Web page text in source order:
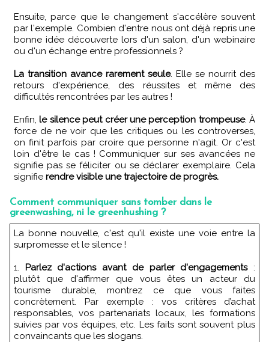
Ensuite, parce que le changement s'accélère souvent
par l'exemple. Combien d'entre nous ont déjà repris une
bonne idée découverte lors d'un salon, d'un webinaire
ou d'un échange entre professionnels ?
La transition avance rarement seule. Elle se nourrit des
retours d'expérience, des réussites et même des
difficultés rencontrées par les autres !
Enfin,le silence peut créer une perception trompeuse. À
force de ne voir que les critiques ou les controverses,
on finit parfois par croire que personne n'agit. Or c'est
loin d'être le cas ! Communiquer sur ses avancées ne
signifie pas se féliciter ou se déclarer exemplaire. Cela
signifie rendre visible une trajectoire de progrès.
Comment communiquer sans tomber dans le
greenwashing, ni le greenhushing ?
La bonne nouvelle, c'est qu'il existe une voie entre la
surpromesse et le silence !
1. Parlez d'actions avant de parler d'engagements:
plutôt que d'affirmer que vous êtes un acteur du
tourisme durable, montrez ce que vous faites
concrètement. Par exemple : vos critères d’achat
responsables, vos partenariats locaux, les formations
suivies par vos équipes, etc. Les faits sont souvent plus
convaincants que les slogans.